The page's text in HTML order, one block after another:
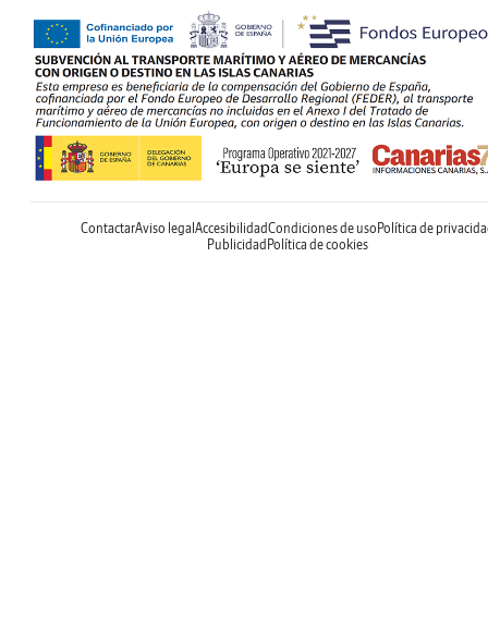
ContactarAviso legal AccesibilidadCondiciones de uso Política de
Publicidad Política de cookies